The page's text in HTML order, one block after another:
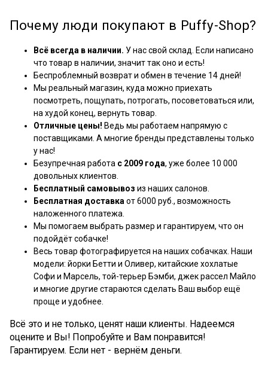
Почему люди покупают в Puffy-Shop?
Всё всегда в наличии. У нас свой склад. Если написано
что товар в наличии, значит так оно и есть!
Беспроблемный возврат и обмен в течение 14 дней!
Мы реальный магазин, куда можно приехать
посмотреть, пощупать, потрогать, посоветоваться или,
на худой конец, вернуть товар.
Отличные цены! Ведь мы работаем напрямую с
поставщиками. А многие бренды представлены только
у нас!
Безупречная работа с 2009 года, уже более 10 000
довольных клиентов.
Бесплатный самовывоз из наших салонов.
Бесплатная доставка от 6000 руб., возможность
наложенного платежа.
Мы помогаем выбрать размер и гарантируем, что он
подойдёт собачке!
Весь товар фотографируется на наших собачках. Наши
модели: йорки Бетти и Оливер, китайские хохлатые
Софи и Марсель, той-терьер Бэмби, джек рассел Майло
и многие другие стараются сделать Ваш выбор ещё
проще и удобнее.
Всё это и не только, ценят наши клиенты. Надеемся
оцените и Вы! Попробуйте и Вам понравится!
Гарантируем. Если нет - вернём деньги.